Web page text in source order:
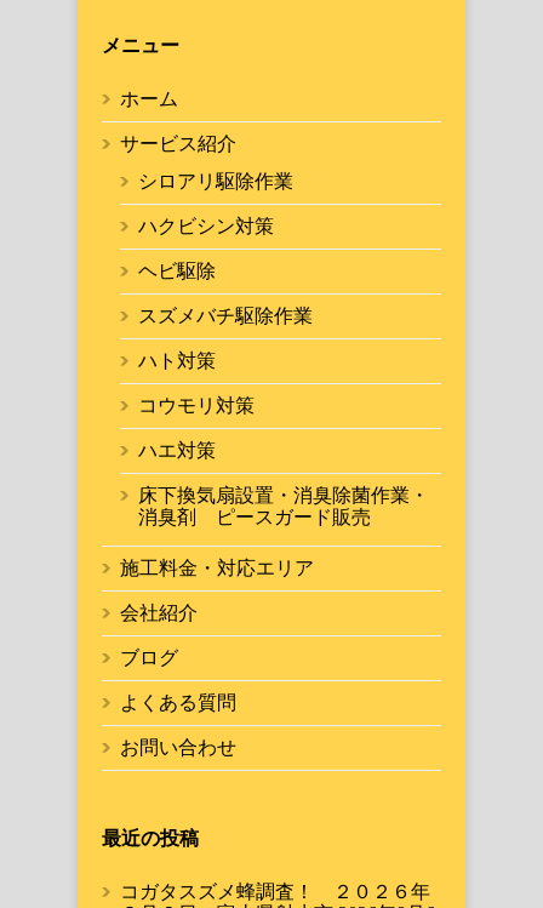
メニュー
ホーム
サービス紹介
シロアリ駆除作業
ハクビシン対策
ヘビ駆除
スズメバチ駆除作業
ハト対策
コウモリ対策
ハエ対策
床下換気扇設置・消臭除菌作業・
消臭剤 ピースガード販売
施工料金・対応エリア
会社紹介
ブログ
よくある質問
お問い合わせ
最近の投稿
コガタスズメ蜂調査！ ２０２６年